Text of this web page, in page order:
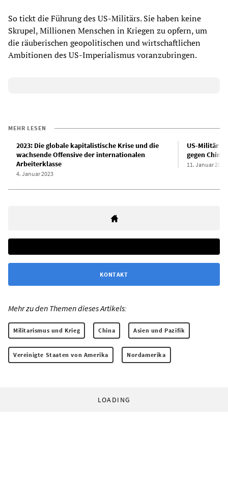
So tickt die Führung des US-Militärs. Sie haben keine
Skrupel, Millionen Menschen in Kriegen zu opfern, um
die räuberischen geopolitischen und wirtschaftlichen
Ambitionen des US-Imperialismus voranzubringen.
MEHR LESEN
2023: Die globale kapitalistische Krise und die
wachsende Offensive der internationalen
Arbeiterklasse
4. Januar 2023
US-Militär
gegen China
11. Januar 2023
KONTAKT
Mehr zu den Themen dieses Artikels:
Militarismus und Krieg China Asien und Pazifik
Vereinigte Staaten von Amerika Nordamerika
LOADING